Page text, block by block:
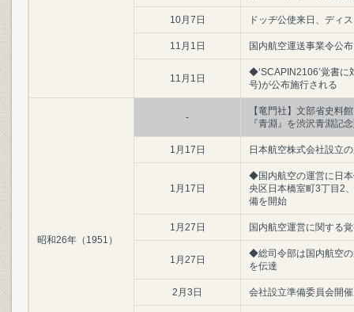
10月7日 ドッヂ公使来日、ディ
11月1日 国内航空運送事業令公布
11月1日
◆‘SCAPIN2106’覚書に
号)が公布施行される
昭和26年（1951）
-
【竜門社】文部省史料
『青淵』を渋沢青淵記
1月17日 日本航空株式会社設立
1月17日
◆国内航空の運営に日
央区日本橋室町3丁目2
備を開始
1月27日 国内航空運営に関する
1月27日
◆総司令部は国内航空
を伝達
2月3日 会社設立準備委員会開催